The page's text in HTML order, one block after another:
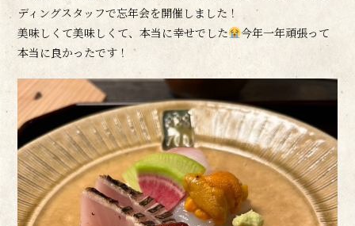
ディングスタッフで忘年会を開催しました！
美味しくて美味しくて、本当に幸せでした
今年一年頑張って
本当に良かったです！